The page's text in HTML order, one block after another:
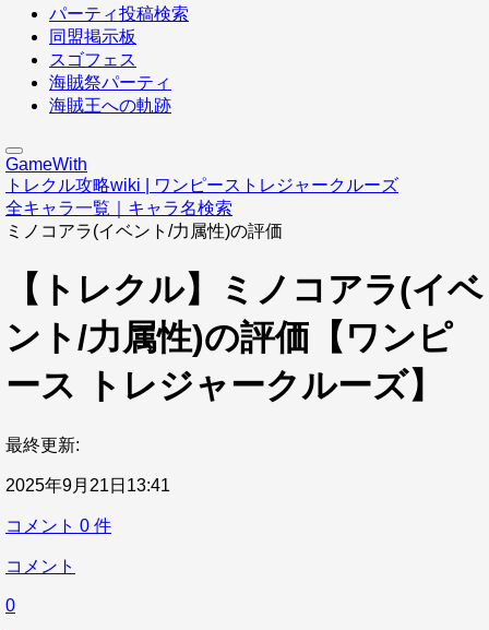
パーティ投稿検索
同盟掲示板
スゴフェス
海賊祭パーティ
海賊王への軌跡
GameWith
トレクル攻略wiki | ワンピーストレジャークルーズ
全キャラ一覧｜キャラ名検索
ミノコアラ(イベント/力属性)の評価
【トレクル】ミノコアラ(イベ
ント/力属性)の評価【ワンピ
ース トレジャークルーズ】
最終更新:
2025年9月21日13:41
コメント 0 件
コメント
0